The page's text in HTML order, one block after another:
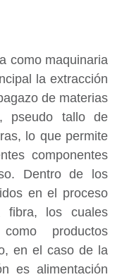
como maquinaria
la extracción
de materias
pseudo tallo de
lo que permite
componentes
Dentro de los
en el proceso
los cuales
productos
en el caso de la
es alimentación